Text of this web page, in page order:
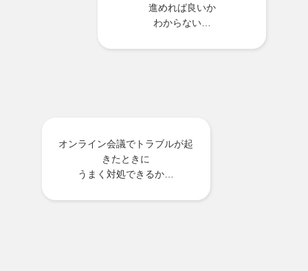
進めれば良いか
わからない…
オンライン会議でトラブルが起
きたときに
うまく対処できるか…